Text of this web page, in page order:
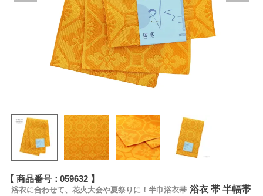
商品番号 059632
浴衣に合わせて、花火大会や夏祭りに！半巾浴衣帯 浴衣 帯 半幅帯